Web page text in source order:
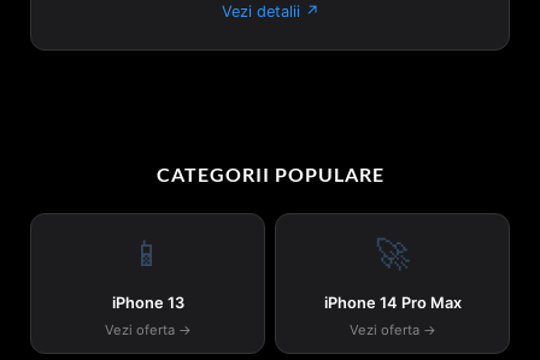
Vezi detalii ↗
CATEGORII POPULARE
📱
iPhone 13
Vezi oferta →
🚀
iPhone 14 Pro Max
Vezi oferta →